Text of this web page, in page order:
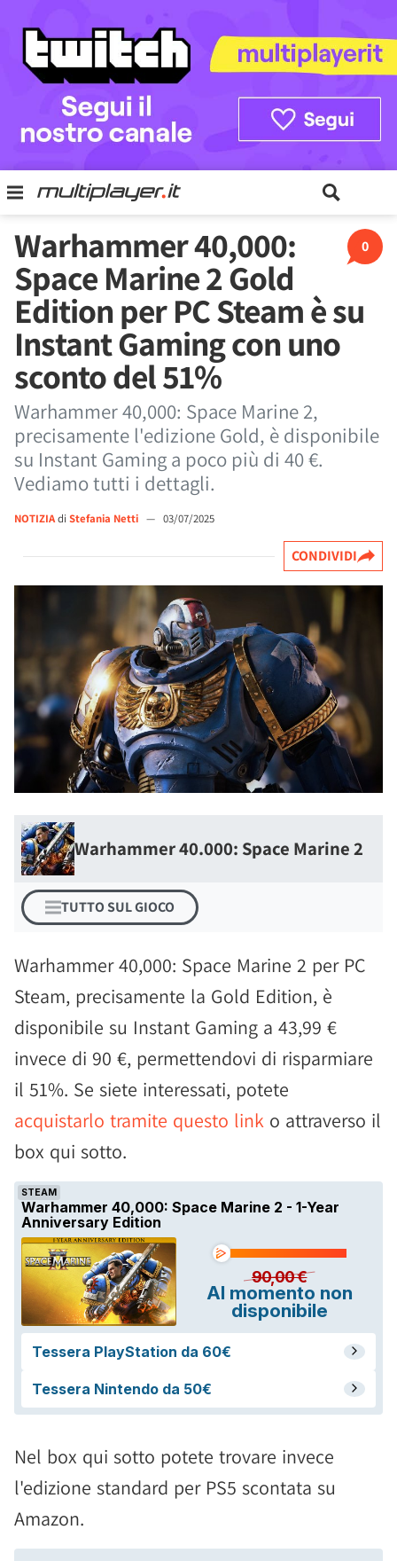
0
Warhammer 40,000:
Space Marine 2 Gold
Edition per PC Steam è su
Instant Gaming con uno
sconto del 51%
Warhammer 40,000: Space Marine 2,
precisamente l'edizione Gold, è disponibile
su Instant Gaming a poco più di 40 €.
Vediamo tutti i dettagli.
NOTIZIAdi Stefania Netti — 03/07/2025
CONDIVIDI
Warhammer 40.000: Space Marine 2
TUTTO SUL GIOCO
Warhammer 40,000: Space Marine 2 per PC
Steam, precisamente la Gold Edition, è
disponibile su Instant Gaming a 43,99 €
invece di 90 €, permettendovi di risparmiare
il 51%. Se siete interessati, potete
acquistarlo tramite questo link o attraverso il
box qui sotto.
Nel box qui sotto potete trovare invece
l'edizione standard per PS5 scontata su
Amazon.